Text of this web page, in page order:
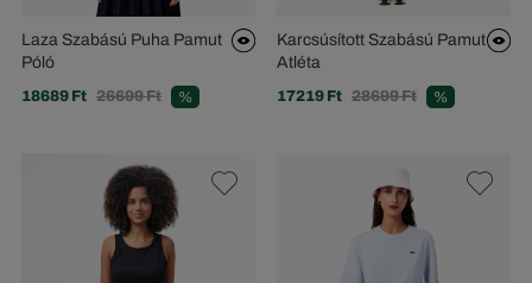
Laza Szabású Puha Pamut
Póló
18689 Ft 26699 Ft %
Karcsúsított Szabású Pamut
Atléta
17219 Ft 28699 Ft %